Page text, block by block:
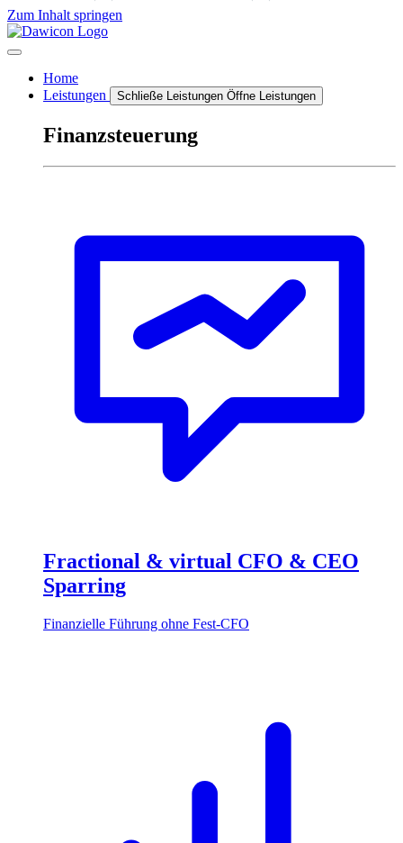
Zum Inhalt springen
Home
Leistungen
Schließe Leistungen Öffne Leistungen
Finanzsteuerung
Fractional & virtual CFO & CEO
Sparring
Finanzielle Führung ohne Fest-CFO